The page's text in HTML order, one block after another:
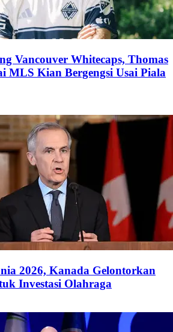
Vancouver Whitecaps, Thomas
MLS Kian Bergengsi Usai Piala
2026, Kanada Gelontorkan
Investasi Olahraga